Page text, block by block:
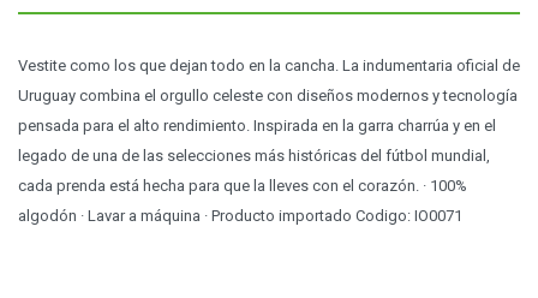
Vestite como los que dejan todo en la cancha. La indumentaria oficial de
Uruguay combina el orgullo celeste con diseños modernos y tecnología
pensada para el alto rendimiento. Inspirada en la garra charrúa y en el
legado de una de las selecciones más históricas del fútbol mundial,
cada prenda está hecha para que la lleves con el corazón. · 100%
algodón · Lavar a máquina · Producto importado Codigo: IO0071